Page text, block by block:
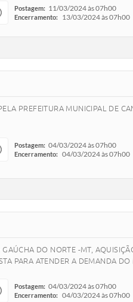
Postagem: 11/03/2024 às 07h00
Encerramento: 13/03/2024 às 07h00
PREFEITURA MUNICIPAL DE
Postagem: 04/03/2024 às 07h00
Encerramento: 04/03/2024 às 07h00
DO NORTE -MT,
PARA ATENDER A DEMANDA
Postagem: 04/03/2024 às 07h00
Encerramento: 04/03/2024 às 07h00